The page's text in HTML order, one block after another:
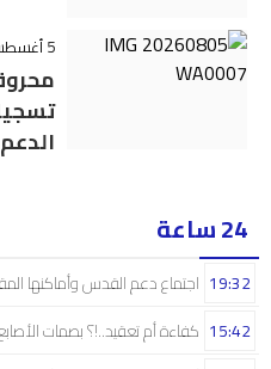
5 أغسطس 2026 - 22:39
24 ساعة
اجتماع دعم القدس وأماكنها 19:32
كفاءة أم تعقيد..!؟ بصمات 15:42